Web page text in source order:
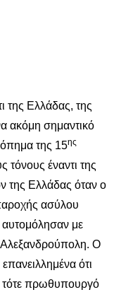
της Ελλάδας, της
ακόμη σημαντικό
της 15ης
τόνους έναντι της
της Ελλάδας όταν ο
ασύλου
με
Αλεξανδρούπολη. Ο
ότι
τότε πρωθυπουργό